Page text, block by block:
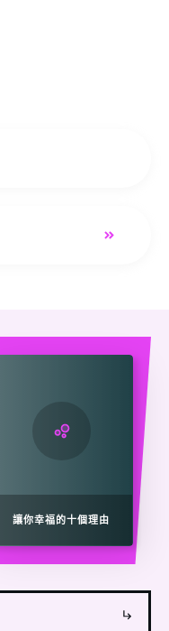
讓你幸福的十個理由